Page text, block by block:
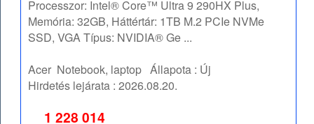
Processzor: Intel® Core™ Ultra 9 290HX Plus,
Memória: 32GB, Háttértár: 1TB M.2 PCIe NVMe
SSD, VGA Típus: NVIDIA® Ge ...
Acer Notebook, laptop Állapota : Új
Hirdetés lejárata :2026.08.20.
1 228 014